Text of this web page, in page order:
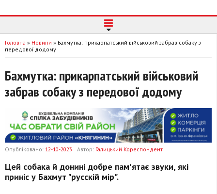
Головна » Новини » Бахмутка: прикарпатський військовий забрав собаку з
передової додому
Бахмутка: прикарпатський військовий
забрав собаку з передової додому
Опубліковано: 12-10-2023 Автор: Галицький Кореспондент
Цей собака й донині добре пам'ятає звуки, які
приніс у Бахмут "русскій мір".